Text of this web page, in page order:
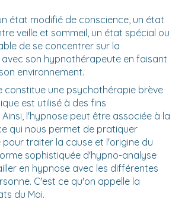
état modifié de conscience, un état
veille et sommeil, un état spécial ou
de se concentrer sur la
son hypnothérapeute en faisant
environnement.
constitue une psychothérapie brève
est utilisé à des fins
l'hypnose peut être associée à la
qui nous permet de pratiquer
traiter la cause et l'origine du
sophistiquée d'hypno-analyse
en hypnose avec les différentes
C'est ce qu'on appelle la
du Moi.